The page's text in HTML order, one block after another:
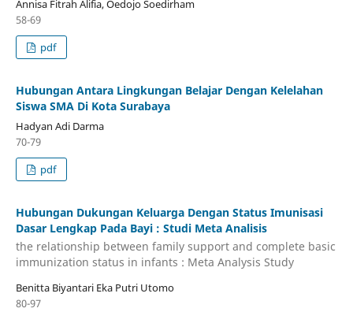
Annisa Fitrah Alifia, Oedojo Soedirham
58-69
pdf
Hubungan Antara Lingkungan Belajar Dengan Kelelahan
Siswa SMA Di Kota Surabaya
Hadyan Adi Darma
70-79
pdf
Hubungan Dukungan Keluarga Dengan Status Imunisasi
Dasar Lengkap Pada Bayi : Studi Meta Analisis
the relationship between family support and complete basic
immunization status in infants : Meta Analysis Study
Benitta Biyantari Eka Putri Utomo
80-97